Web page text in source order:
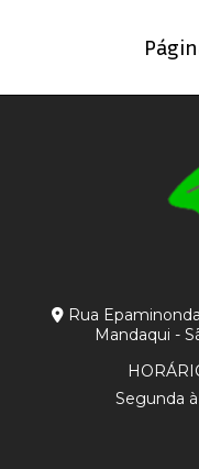
Rua
Mandaqui -
Segunda